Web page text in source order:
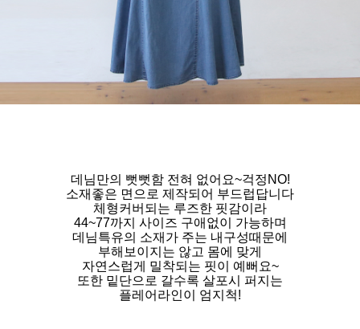
데님만의 뻣뻣함 전혀 없어요~걱정NO!
소재좋은 면으로 제작되어 부드럽답니다
체형커버되는 루즈한 핏감이라
44~77까지 사이즈 구애없이 가능하며
데님특유의 소재가 주는 내구성때문에
부해보이지는 않고 몸에 맞게
자연스럽게 밀착되는 핏이 예뻐요~
또한 밑단으로 갈수록 살포시 퍼지는
플레어라인이 엄지척!